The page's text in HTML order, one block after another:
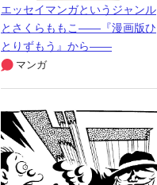
エッセイマンガというジャンル
とさくらももこ――『漫画版ひ
とりずもう』から――
マンガ